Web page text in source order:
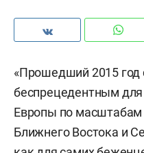
«Прошедший 2015 год
беспрецедентным для
Европы по масштабам
Ближнего Востока и